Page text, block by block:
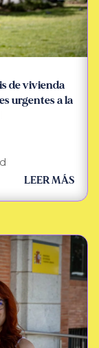
de vivienda
urgentes a la
LEER MÁS